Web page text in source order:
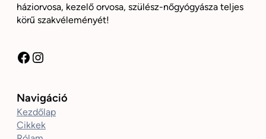
háziorvosa, kezelő orvosa, szülész-nőgyógyásza teljes
körű szakvéleményét!
Facebook Instagram
Navigáció
Kezdőlap
Cikkek